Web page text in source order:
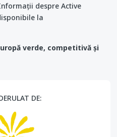
despre Active
la
verde, competitivă și
DE: